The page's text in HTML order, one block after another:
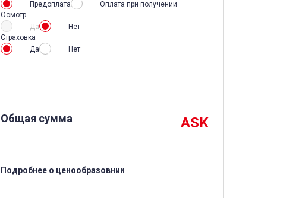
Предоплата
Оплата при получении
Осмотр
Да
Нет
Страховка
Да
Нет
Общая сумма ASK
Подробнее о ценообразовнии